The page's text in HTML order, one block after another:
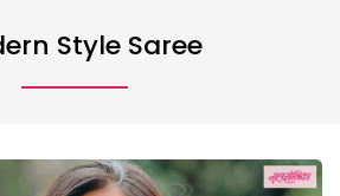
Style Saree